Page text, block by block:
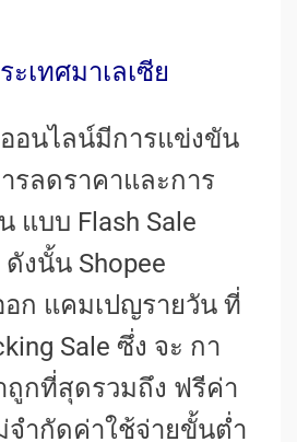
ะเทศมาเลเซีย
อนไลน์มีการแข่งขัน
รลดราคาและการ
แบบ Flash Sale
งนั้น Shopee
อก แคมเปญรายวัน ที่
Sale ซึ่ง จะ กา
ถูกที่สุดรวมถึง ฟรีค่า
จำกัดค่าใช้จ่ายขั้นต่ำ